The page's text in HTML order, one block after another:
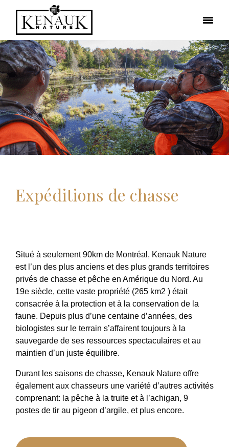
Expéditions de chasse
Situé à seulement 90km de Montréal, Kenauk Nature
est l’un des plus anciens et des plus grands territoires
privés de chasse et pêche en Amérique du Nord. Au
19e siècle, cette vaste propriété (265 km2 ) était
consacrée à la protection et à la conservation de la
faune. Depuis plus d’une centaine d’années, des
biologistes sur le terrain s’affairent toujours à la
sauvegarde de ses ressources spectaculaires et au
maintien d’un juste équilibre.
Durant les saisons de chasse, Kenauk Nature offre
également aux chasseurs une variété d’autres activités
comprenant: la pêche à la truite et à l’achigan, 9
postes de tir au pigeon d’argile, et plus encore.